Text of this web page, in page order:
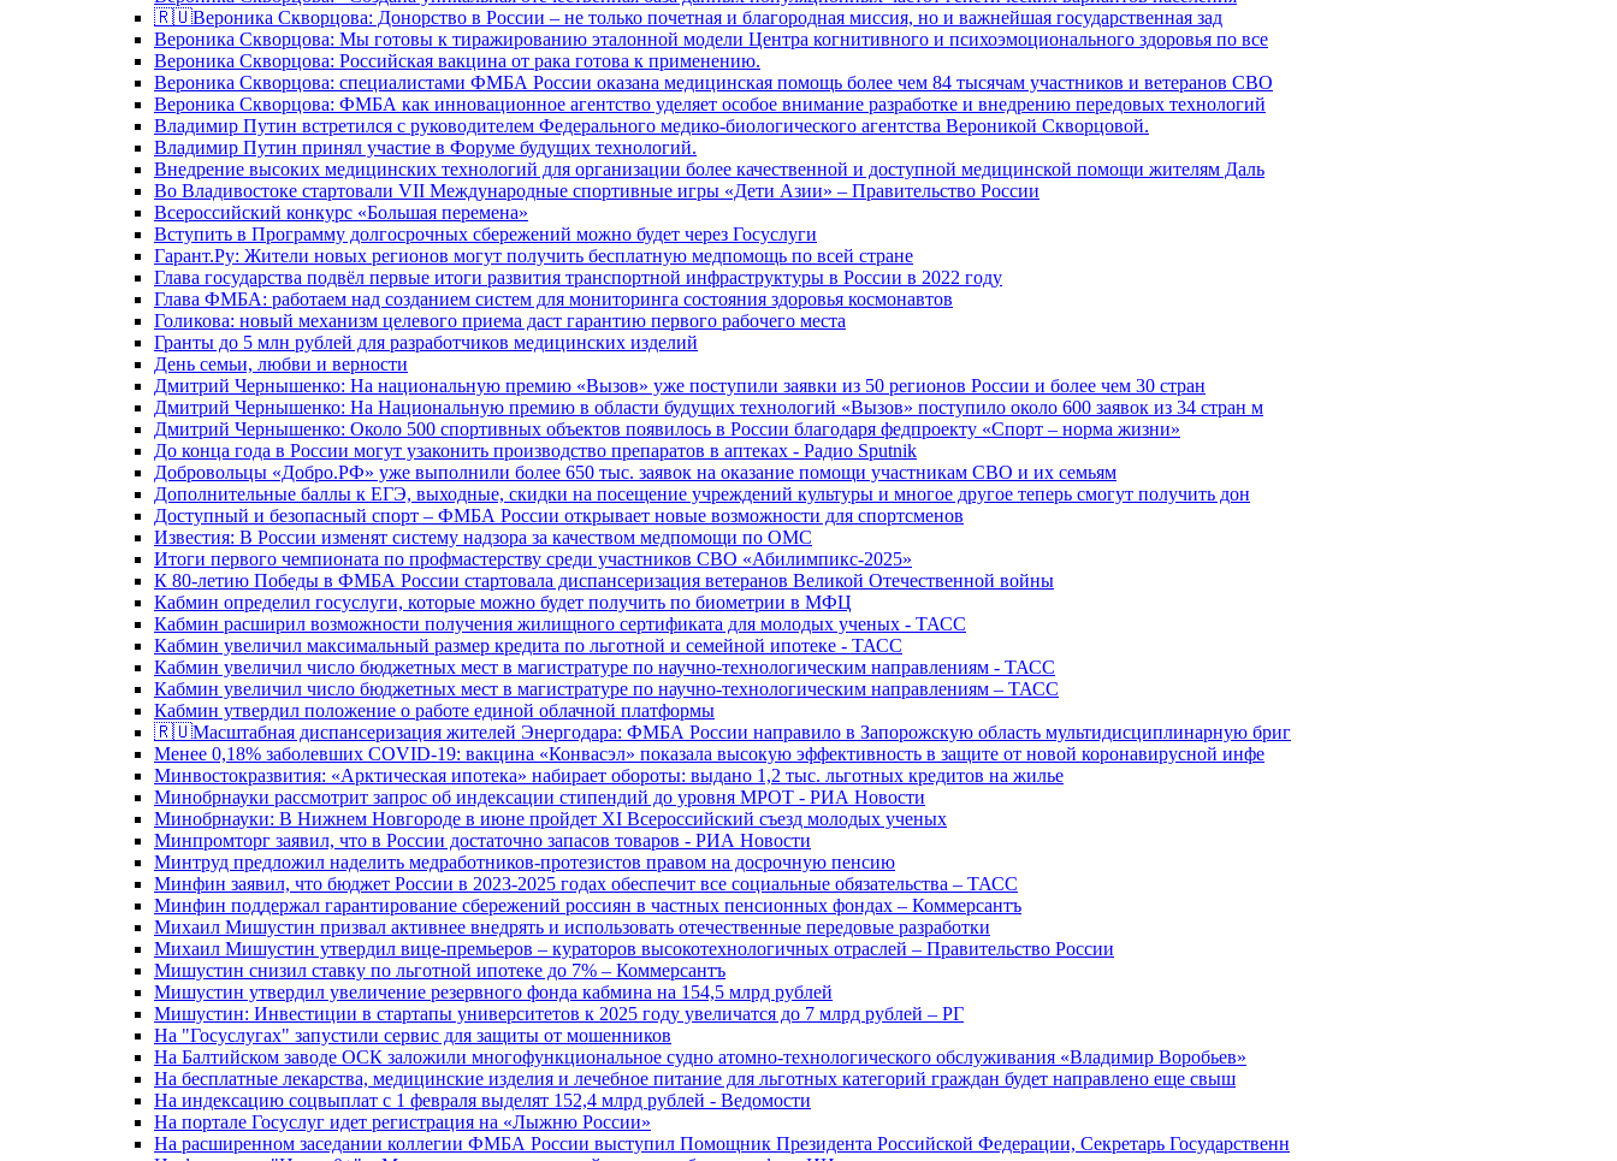
🇷🇺Вероника Скворцова: Донорство в России – не только почетная и благородная миссия, но и важнейшая государственная зад
Вероника Скворцова: Мы готовы к тиражированию эталонной модели Центра когнитивного и психоэмоционального здоровья по все
Вероника Скворцова: Российская вакцина от рака готова к применению.
Вероника Скворцова: специалистами ФМБА России оказана медицинская помощь более чем 84 тысячам участников и ветеранов СВО
Вероника Скворцова: ФМБА как инновационное агентство уделяет особое внимание разработке и внедрению передовых технологий
Владимир Путин встретился с руководителем Федерального медико-биологического агентства Вероникой Скворцовой.
Владимир Путин принял участие в Форуме будущих технологий.
Внедрение высоких медицинских технологий для организации более качественной и доступной медицинской помощи жителям Даль
Во Владивостоке стартовали VII Международные спортивные игры «Дети Азии» – Правительство России
Всероссийский конкурс «Большая перемена»
Вступить в Программу долгосрочных сбережений можно будет через Госуслуги
Гарант.Ру: Жители новых регионов могут получить бесплатную медпомощь по всей стране
Глава государства подвёл первые итоги развития транспортной инфраструктуры в России в 2022 году
Глава ФМБА: работаем над созданием систем для мониторинга состояния здоровья космонавтов
Голикова: новый механизм целевого приема даст гарантию первого рабочего места
Гранты до 5 млн рублей для разработчиков медицинских изделий
День семьи, любви и верности
Дмитрий Чернышенко: На национальную премию «Вызов» уже поступили заявки из 50 регионов России и более чем 30 стран
Дмитрий Чернышенко: На Национальную премию в области будущих технологий «Вызов» поступило около 600 заявок из 34 стран м
Дмитрий Чернышенко: Около 500 спортивных объектов появилось в России благодаря федпроекту «Спорт – норма жизни»
До конца года в России могут узаконить производство препаратов в аптеках - Радио Sputnik
Добровольцы «Добро.РФ» уже выполнили более 650 тыс. заявок на оказание помощи участникам СВО и их семьям
Дополнительные баллы к ЕГЭ, выходные, скидки на посещение учреждений культуры и многое другое теперь смогут получить дон
Доступный и безопасный спорт – ФМБА России открывает новые возможности для спортсменов
Известия: В России изменят систему надзора за качеством медпомощи по ОМС
Итоги первого чемпионата по профмастерству среди участников СВО «Абилимпикс-2025»
К 80-летию Победы в ФМБА России стартовала диспансеризация ветеранов Великой Отечественной войны
Кабмин определил госуслуги, которые можно будет получить по биометрии в МФЦ
Кабмин расширил возможности получения жилищного сертификата для молодых ученых - ТАСС
Кабмин увеличил максимальный размер кредита по льготной и семейной ипотеке - ТАСС
Кабмин увеличил число бюджетных мест в магистратуре по научно-технологическим направлениям - ТАСС
Кабмин увеличил число бюджетных мест в магистратуре по научно-технологическим направлениям – ТАСС
Кабмин утвердил положение о работе единой облачной платформы
🇷🇺Масштабная диспансеризация жителей Энергодара: ФМБА России направило в Запорожскую область мультидисциплинарную бриг
Менее 0,18% заболевших COVID-19: вакцина «Конвасэл» показала высокую эффективность в защите от новой коронавирусной инфе
Минвостокразвития: «Арктическая ипотека» набирает обороты: выдано 1,2 тыс. льготных кредитов на жилье
Минобрнауки рассмотрит запрос об индексации стипендий до уровня МРОТ - РИА Новости
Минобрнауки: В Нижнем Новгороде в июне пройдет XI Всероссийский съезд молодых ученых
Минпромторг заявил, что в России достаточно запасов товаров - РИА Новости
Минтруд предложил наделить медработников-протезистов правом на досрочную пенсию
Минфин заявил, что бюджет России в 2023-2025 годах обеспечит все социальные обязательства – ТАСС
Минфин поддержал гарантирование сбережений россиян в частных пенсионных фондах – Коммерсантъ
Михаил Мишустин призвал активнее внедрять и использовать отечественные передовые разработки
Михаил Мишустин утвердил вице-премьеров – кураторов высокотехнологичных отраслей – Правительство России
Мишустин снизил ставку по льготной ипотеке до 7% – Коммерсантъ
Мишустин утвердил увеличение резервного фонда кабмина на 154,5 млрд рублей
Мишустин: Инвестиции в стартапы университетов к 2025 году увеличатся до 7 млрд рублей – РГ
На "Госуслугах" запустили сервис для защиты от мошенников
На Балтийском заводе ОСК заложили многофункциональное судно атомно-технологического обслуживания «Владимир Воробьев»
На бесплатные лекарства, медицинские изделия и лечебное питание для льготных категорий граждан будет направлено еще свыш
На индексацию соцвыплат с 1 февраля выделят 152,4 млрд рублей - Ведомости
На портале Госуслуг идет регистрация на «Лыжню России»
На расширенном заседании коллегии ФМБА России выступил Помощник Президента Российской Федерации, Секретарь Государственн